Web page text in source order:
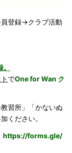
員登録→クラブ活動
でOne for Wan ク
習所」「かないぬ
ください。
https://forms.gle/